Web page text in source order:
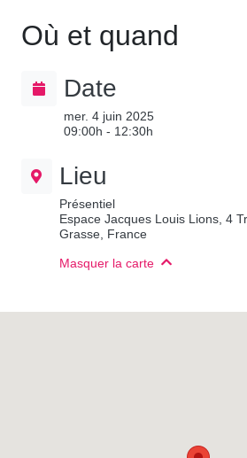
Où et quand
Date
mer. 4 juin 2025
09:00h - 12:30h
Lieu
Présentiel
Espace Jacques Louis Lions, 4
Grasse, France
Masquer la carte